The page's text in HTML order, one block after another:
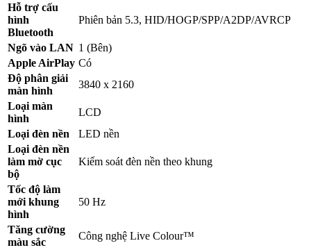
Hỗ trợ cấu
hình
Bluetooth
Phiên bản 5.3, HID/HOGP/SPP/A2DP/AVRCP
Ngõ vào LAN 1 (Bên)
Apple AirPlay Có
Độ phân giải
màn hình
3840 x 2160
Loại màn
hình
LCD
Loại đèn nền
LED nền
Loại đèn nền
làm mờ cục
bộ
Kiểm soát đèn nền theo khung
Tốc độ làm
mới khung
hình
50 Hz
Tăng cường
màu sắc
Công nghệ Live Colour™